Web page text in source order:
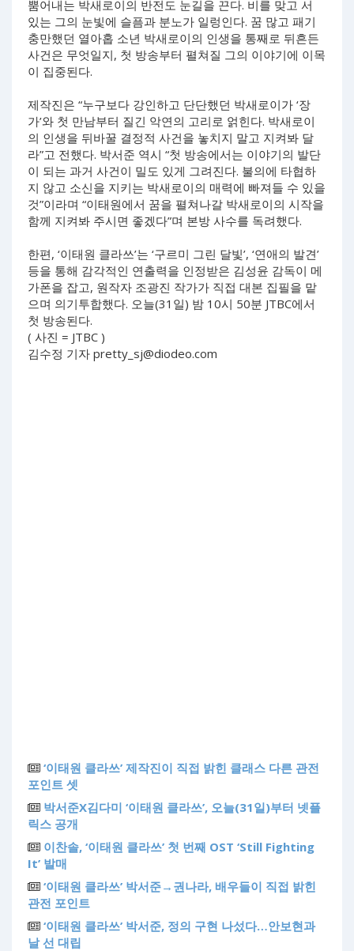
뿜어내는 박새로이의 반전도 눈길을 끈다. 비를 맞고 서
있는 그의 눈빛에 슬픔과 분노가 일렁인다. 꿈 많고 패기
충만했던 열아홉 소년 박새로이의 인생을 통째로 뒤흔든
사건은 무엇일지, 첫 방송부터 펼쳐질 그의 이야기에 이목
이 집중된다.
제작진은 “누구보다 강인하고 단단했던 박새로이가 ‘장
가’와 첫 만남부터 질긴 악연의 고리로 얽힌다. 박새로이
의 인생을 뒤바꿀 결정적 사건을 놓치지 말고 지켜봐 달
라”고 전했다. 박서준 역시 “첫 방송에서는 이야기의 발단
이 되는 과거 사건이 밀도 있게 그려진다. 불의에 타협하
지 않고 소신을 지키는 박새로이의 매력에 빠져들 수 있을
것”이라며 “이태원에서 꿈을 펼쳐나갈 박새로이의 시작을
함께 지켜봐 주시면 좋겠다”며 본방 사수를 독려했다.
한편, ‘이태원 클라쓰’는 ‘구르미 그린 달빛’, ‘연애의 발견’
등을 통해 감각적인 연출력을 인정받은 김성윤 감독이 메
가폰을 잡고, 원작자 조광진 작가가 직접 대본 집필을 맡
으며 의기투합했다. 오늘(31일) 밤 10시 50분 JTBC에서
첫 방송된다.
( 사진 = JTBC )
김수정 기자 pretty_sj@diodeo.com
‘이태원 클라쓰’ 제작진이 직접 밝힌 클래스 다른 관전
포인트 셋
박서준X김다미 ‘이태원 클라쓰’, 오늘(31일)부터 넷플
릭스 공개
이찬솔, ‘이태원 클라쓰’ 첫 번째 OST ‘Still Fighting
It’ 발매
‘이태원 클라쓰’ 박서준→권나라, 배우들이 직접 밝힌
관전 포인트
‘이태원 클라쓰’ 박서준, 정의 구현 나섰다…안보현과
날 선 대립